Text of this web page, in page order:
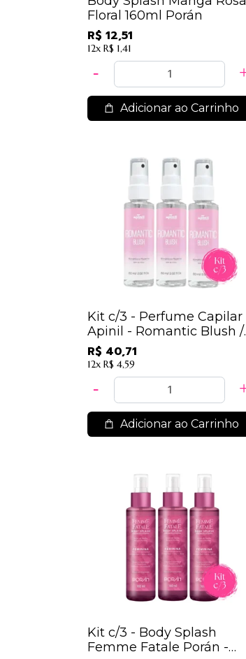
Floral 160ml Porán
R$ 12,51
12x R$ 1,41
Adicionar ao Carrinho
Kit c/3 - Perfume Capilar
Apinil - Romantic Blush /
13,57
R$ 40,71
12x R$ 4,59
Adicionar ao Carrinho
Kit c/3 - Body Splash
Femme Fatale Porán -